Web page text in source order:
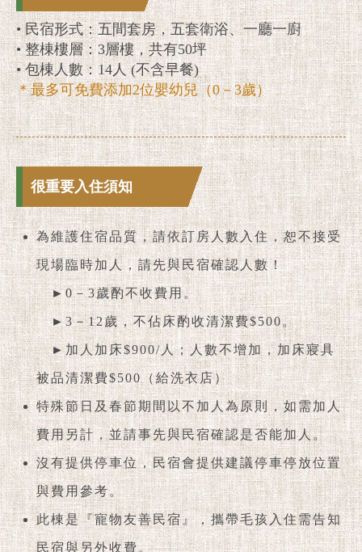
• 民宿形式：五間套房，五套衛浴、一廳一廚
• 整棟樓層：3層樓，共有50坪
• 包棟人數：14人 (不含早餐)
＊最多可免費添加2位嬰幼兒（0－3歲）
很重要入住須知
為維護住宿品質，請依訂房人數入住，恕不接受
現場臨時加人，請先與民宿確認人數！
►0－3歲酌不收費用。
►3－12歲，不佔床酌收清潔費$500。
►加人加床$900/人；人數不增加，加床寢具
被品清潔費$500（給洗衣店）
特殊節日及春節期間以不加人為原則，如需加人
費用另計，並請事先與民宿確認是否能加人。
沒有提供停車位，民宿會提供建議停車停放位置
與費用參考。
此棟是『寵物友善民宿』，攜帶毛孩入住需告知
民宿與另外收費。